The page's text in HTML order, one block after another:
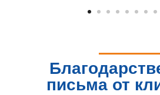
письма от